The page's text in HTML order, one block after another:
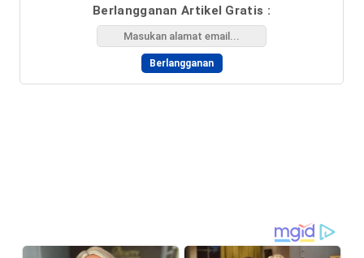
Berlangganan Artikel Gratis :